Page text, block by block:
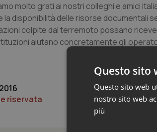
molto grati ai nostri colleghi e amici
la disponibilità delle risorse documentali
colpite dal terremoto possano
aiutano concretamente gli
riservata
Questo sito
Questo sito web
nostro sito web
più